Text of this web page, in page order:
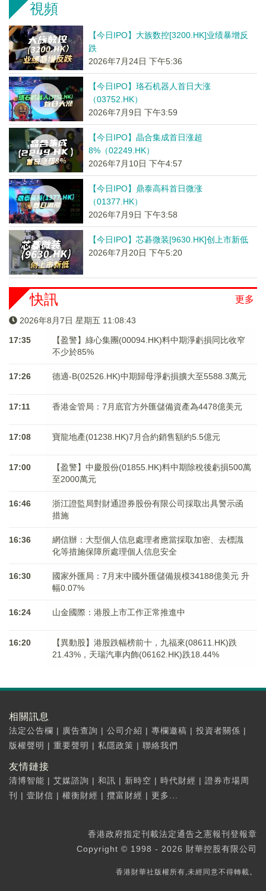
視頻
【今日IPO】大族数控[3200.HK]业绩暴增反
跌
2026年7月24日 下午5:36
【今日IPO】珞石机器人首日大涨
（03752.HK）
2026年7月9日 下午3:59
【今日IPO】晶合集成首日涨超
8%（02249.HK）
2026年7月10日 下午4:57
【今日IPO】鼎泰高科首日微涨
（01377.HK）
2026年7月9日 下午3:58
【今日IPO】芯碁微装[9630.HK]创上市新低
2026年7月20日 下午5:20
更多
快訊
2026年8月7日 星期五 11:08:43
17:35
【盈警】綠心集團(00094.HK)料中期淨虧損同比收窄
不少於85%
17:26 德適-B(02526.HK)中期歸母淨虧損擴大至5588.3萬元
17:11 香港金管局：7月底官方外匯儲備資產為4478億美元
17:08 寶龍地產(01238.HK)7月合約銷售額約5.5億元
17:00
【盈警】中慶股份(01855.HK)料中期除稅後虧損500萬
至2000萬元
16:46
浙江證監局對財通證券股份有限公司採取出具警示函
措施
16:36
網信辦：大型個人信息處理者應當採取加密、去標識
化等措施保障所處理個人信息安全
16:30
國家外匯局：7月末中國外匯儲備規模34188億美元 升
幅0.07%
16:24 山金國際：港股上市工作正常推進中
16:20
【異動股】港股跌幅榜前十，九福來(08611.HK)跌
21.43%，天瑞汽車内飾(06162.HK)跌18.44%
相關訊息
法定公告欄 | 廣告查詢 | 公司介紹 | 專欄邀稿 | 投資者關係 |
版權聲明 | 重要聲明 | 私隱政策 | 聯絡我們
友情鏈接
清博智能 | 艾媒諮詢 | 和訊 | 新時空 | 時代財經 | 證券市場周
刊
| 壹財信 | 權衡財經 | 攬富財經 | 更多...
香港政府指定刊載法定通告之憲報刊登報章
Copyright © 1998 - 2026 財華控股有限公司
香港財華社版權所有,未經同意不得轉載。